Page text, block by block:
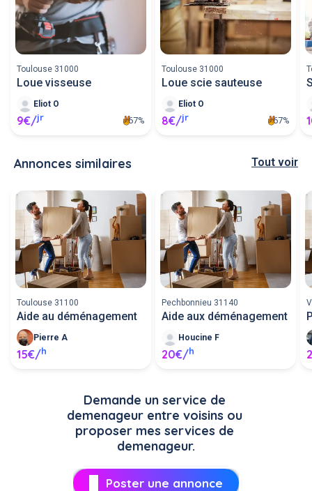
Toulouse 31000
Loue visseuse
Eliot O
9€/jr 67%
Toulouse 31000
Loue scie sauteuse
Eliot O
8€/jr 67%
Annonces similaires Tout voir
Toulouse 31100
Aide au déménagement
Pierre A
15€/h
Pechbonnieu 31140
Aide aux déménagement
Houcine F
20€/h
Demande un service de
demenageur entre voisins ou
proposer mes services de
demenageur.
Poster une annonce